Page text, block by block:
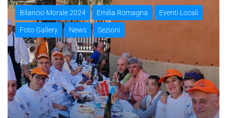
Bilancio Morale 2024 Emilia Romagna Eventi Locali
Foto Gallery News Sezioni